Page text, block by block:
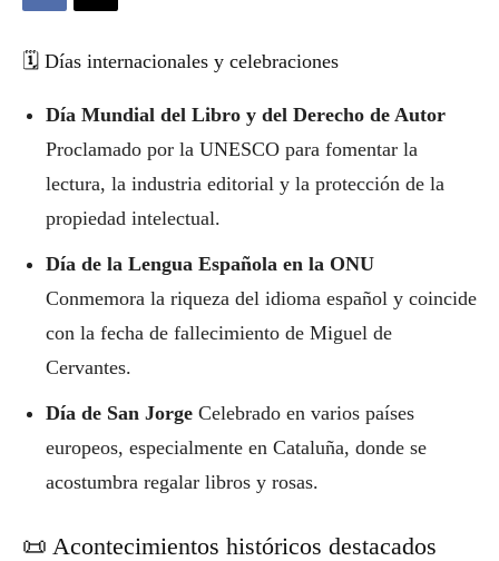
🗓 Días internacionales y celebraciones
Día Mundial del Libro y del Derecho de Autor
Proclamado por la UNESCO para fomentar la
lectura, la industria editorial y la protección de la
propiedad intelectual.
Día de la Lengua Española en la ONU
Conmemora la riqueza del idioma español y coincide
con la fecha de fallecimiento de Miguel de
Cervantes.
Día de San Jorge Celebrado en varios países
europeos, especialmente en Cataluña, donde se
acostumbra regalar libros y rosas.
📜 Acontecimientos históricos destacados